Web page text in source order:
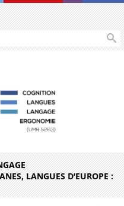
LANGUES D’EUROPE :